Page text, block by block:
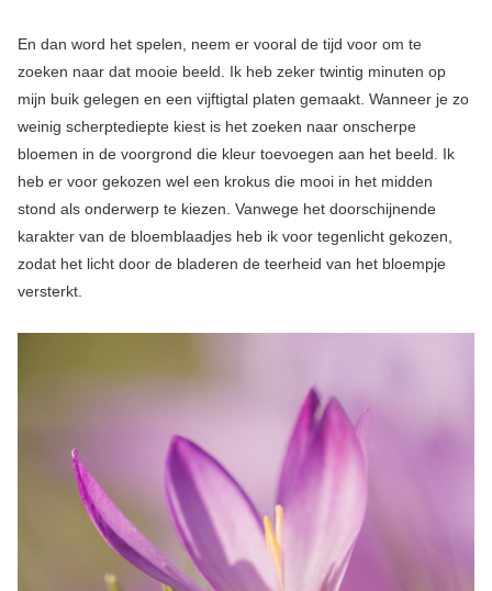
En dan word het spelen, neem er vooral de tijd voor om te
zoeken naar dat mooie beeld. Ik heb zeker twintig minuten op
mijn buik gelegen en een vijftigtal platen gemaakt. Wanneer je zo
weinig scherptediepte kiest is het zoeken naar onscherpe
bloemen in de voorgrond die kleur toevoegen aan het beeld. Ik
heb er voor gekozen wel een krokus die mooi in het midden
stond als onderwerp te kiezen. Vanwege het doorschijnende
karakter van de bloemblaadjes heb ik voor tegenlicht gekozen,
zodat het licht door de bladeren de teerheid van het bloempje
versterkt.